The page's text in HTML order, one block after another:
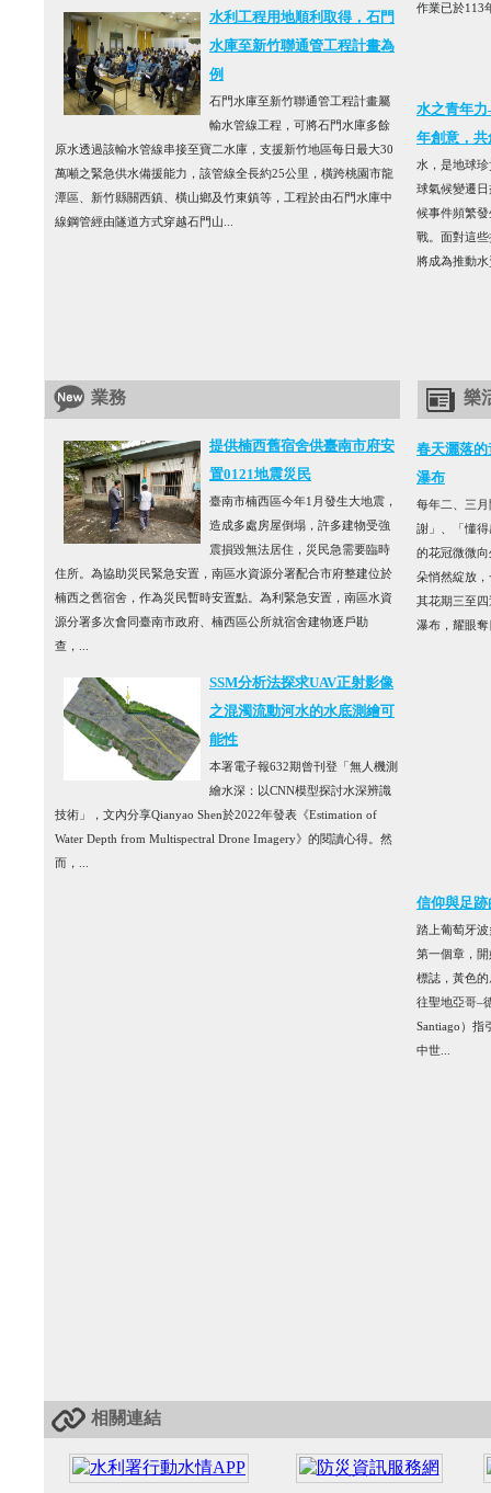
水利工程用地順利取得，石門
水庫至新竹聯通管工程計畫為
例
石門水庫至新竹聯通管工程計畫屬
輸水管線工程，可將石門水庫多餘
原水透過該輸水管線串接至寶二水庫，支援新竹地區每日最大30
萬噸之緊急供水備援能力，該管線全長約25公里，橫跨桃園市龍
潭區、新竹縣關西鎮、橫山鄉及竹東鎮等，工程於由石門水庫中
線鋼管經由隧道方式穿越石門山...
作業已於113
水之青年
年創意，
水，是地球
球氣候變遷
候事件頻繁
戰。面對這
將成為推動
業務
提供楠西舊宿舍供臺南市府安
置0121地震災民
臺南市楠西區今年1月發生大地震，
造成多處房屋倒塌，許多建物受強
震損毀無法居住，災民急需要臨時
住所。為協助災民緊急安置，南區水資源分署配合市府整建位於
楠西之舊宿舍，作為災民暫時安置點。為利緊急安置，南區水資
源分署多次會同臺南市政府、楠西區公所就宿舍建物逐戶勘
查，...
SSM分析法探求UAV正射影像
之混濁流動河水的水底測繪可
能性
本署電子報632期曾刊登「無人機測
繪水深：以CNN模型探討水深辨識
技術」，文內分享Qianyao Shen於2022年發表《Estimation of
Water Depth from Multispectral Drone Imagery》的閱讀心得。然
而，...
樂
春天灑落
瀑布
每年二、三
謝」、「懂
的花冠微微
朵悄然綻放
其花期三至
瀑布，耀眼
信仰與足
踏上葡萄牙
第一個章，
標誌，黃色
往聖地亞哥–
Santiago）指
中世...
相關連結